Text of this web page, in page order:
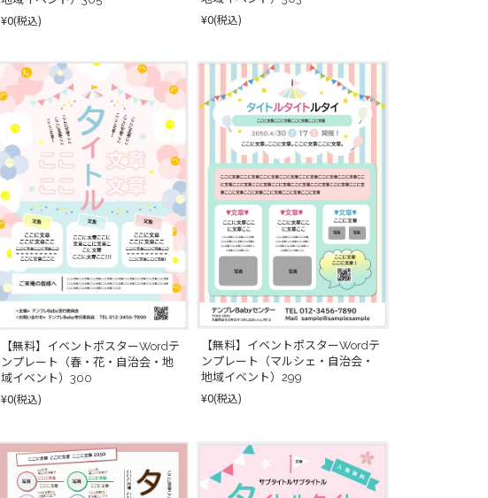
¥0(税込) ¥0(税込)
【無料】イベントポスターWordテ
ンプレート（春・花・自治会・地
域イベント）300
¥0(税込)
【無料】イベントポスターWordテ
ンプレート（マルシェ・自治会・
地域イベント）299
¥0(税込)